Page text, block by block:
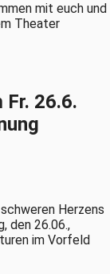
mit euch und
Theater
26.6.
Herzens
den 26.06.,
im Vorfeld